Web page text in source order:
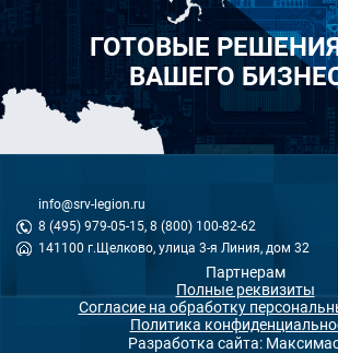
ГОТОВЫЕ
ВАШЕГО
info@srv-legion.ru
8 (495) 979-05-15, 8 (800) 100-82-62
141100 г.Щелково, улица 3-я Линия, дом 32
Партнерам
Полные реквизиты
Согласие на обработку
Политика
Разработка сайта: